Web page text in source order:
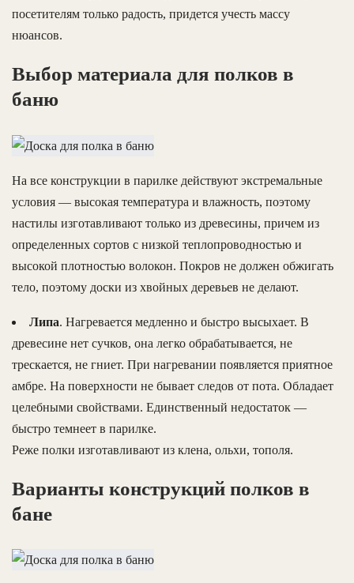
посетителям только радость, придется учесть массу
нюансов.
Выбор материала для полков в
баню
На все конструкции в парилке действуют экстремальные
условия — высокая температура и влажность, поэтому
настилы изготавливают только из древесины, причем из
определенных сортов с низкой теплопроводностью и
высокой плотностью волокон. Покров не должен обжигать
тело, поэтому доски из хвойных деревьев не делают.
Липа. Нагревается медленно и быстро высыхает. В
древесине нет сучков, она легко обрабатывается, не
трескается, не гниет. При нагревании появляется приятное
амбре. На поверхности не бывает следов от пота. Обладает
целебными свойствами. Единственный недостаток —
быстро темнеет в парилке.
Реже полки изготавливают из клена, ольхи, тополя.
Варианты конструкций полков в
бане